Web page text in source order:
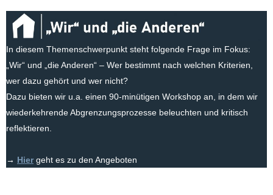
In diesem Themenschwerpunkt steht folgende Frage im Fokus:
„Wir“ und „die Anderen“ – Wer bestimmt nach welchen Kriterien,
wer dazu gehört und wer nicht?
Dazu bieten wir u.a. einen 90-minütigen Workshop an, in dem wir
wiederkehrende Abgrenzungsprozesse beleuchten und kritisch
reflektieren.
→ Hiergeht es zu den Angeboten